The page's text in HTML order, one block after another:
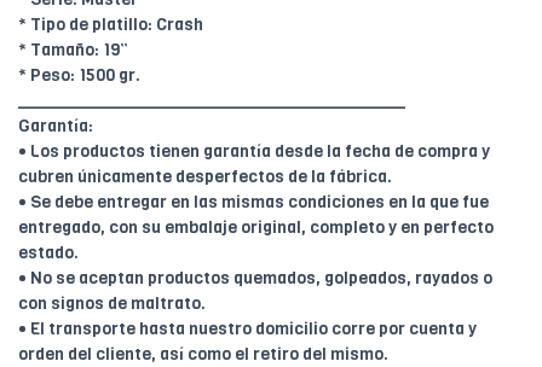
* Tipo de platillo: Crash
* Tamaño: 19”
* Peso: 1500 gr.
Garantía:
• Los productos tienen garantía desde la fecha de compra y
cubren únicamente desperfectos de la fábrica.
• Se debe entregar en las mismas condiciones en la que fue
entregado, con su embalaje original, completo y en perfecto
estado.
• No se aceptan productos quemados, golpeados, rayados o
con signos de maltrato.
• El transporte hasta nuestro domicilio corre por cuenta y
orden del cliente, así como el retiro del mismo.